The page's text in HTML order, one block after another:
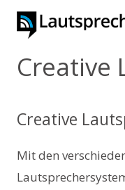
Creative
Creative
Mit den